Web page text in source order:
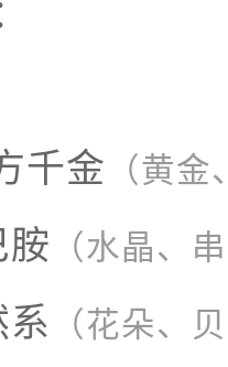
千金 （黄
胺 （水晶、
（花朵、